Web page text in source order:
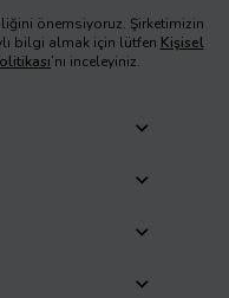
önemsiyoruz. Şirketimizin
bilgi almak için lütfen Kişisel
’nı inceleyiniz.